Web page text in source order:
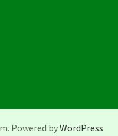
Powered byWordPress